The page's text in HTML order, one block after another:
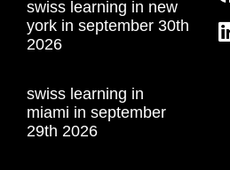
swiss learning in new
york in september 30th
2026
swiss learning in
miami in september
29th 2026